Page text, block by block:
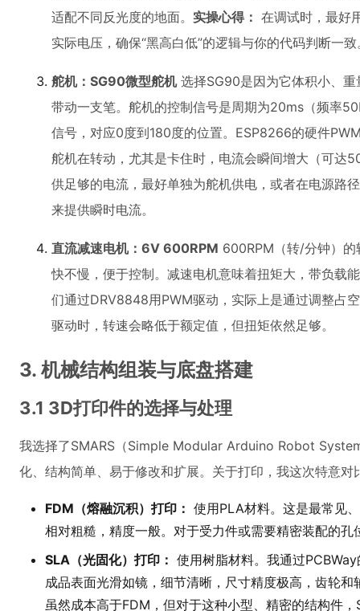
适配不同反光度的地面。 实操心得： 在调试时，最好
实际电压，确保“黑高白低”的逻辑与你的代码判断一
舵机：SG90微型舵机选择SG90是因为它体积小、重
带动一支笔。舵机的控制信号是周期为20ms（频率
信号，对应0度到180度的位置。ESP8266的硬件
舵机在转动，尤其是卡住时，电流会瞬间增大（可达
供足够的电流，最好单独为舵机供电，或者在电源路
来提供瞬时电流。
直流减速电机：6V 600RPM 600RPM（转/分钟）
快不慢，便于控制。减速电机意味着扭矩大，带负载
们通过DRV8848用PWM驱动，实际上是通过调整占
驱动时，转速会略低于额定值，但扭矩依然足够。
3. 机械结构组装与底盘搭建
3.1 3D打印件的选择与处理
我选择了SMARS（Simple Modular Arduino Robot
化、结构简单、易于修改和扩展。关于打印，我这次特意对
FDM（熔融沉积）打印： 使用PLA材料。这是最常见
相对粗糙，精度一般。对于受力件或需要精密装配的
SLA（光固化）打印： 使用树脂材料。我通过
成品表面光滑如镜，细节清晰，尺寸精度极高，齿轮
虽然成本高于FDM，但对于这种小型、精密的结构件